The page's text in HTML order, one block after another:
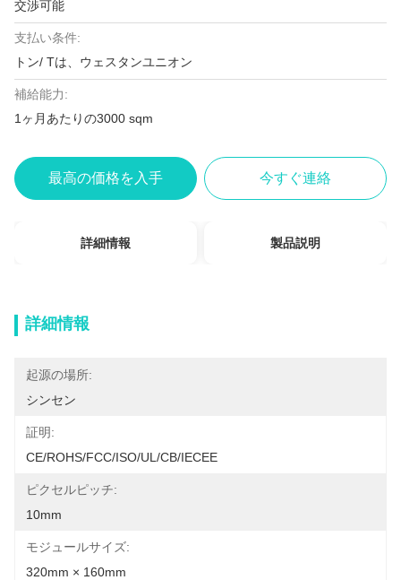
交渉可能
支払い条件:
トン/ Tは、ウェスタンユニオン
補給能力:
1ヶ月あたりの3000 sqm
最高の価格を入手 今すぐ連絡
詳細情報 製品説明
詳細情報
起源の場所:
シンセン
証明:
CE/ROHS/FCC/ISO/UL/CB/IECEE
ピクセルピッチ:
10mm
モジュールサイズ:
320mm × 160mm